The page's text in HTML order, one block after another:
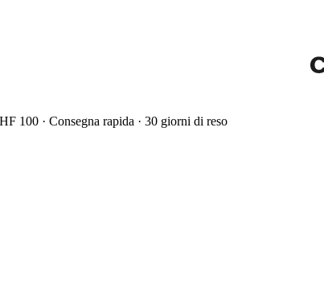
100 · Consegna rapida · 30 giorni di reso